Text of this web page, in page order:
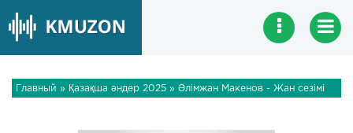
Главный » Қазақша әндер 2025 » Әлімжан Макенов - Жан сезімі